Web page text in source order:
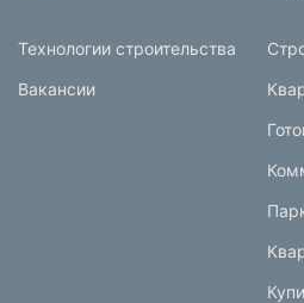
Технологии строительства
Вакансии